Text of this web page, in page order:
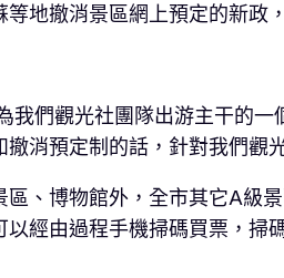
地撤消景區網上預定的新政
我們觀光社團隊出游主干的
消預定制的話，針對我們觀
、博物館外，全市其它A級
經由過程手機掃碼買票，